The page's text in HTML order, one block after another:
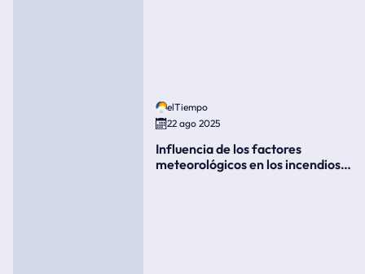
elTiempo
22 ago 2025
Influencia de los factores
meteorológicos en los incendios